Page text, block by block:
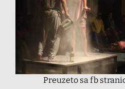
Preuzeto sa fb